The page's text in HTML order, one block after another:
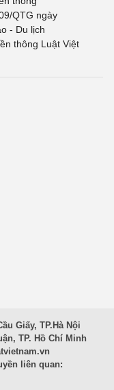
QTG ngày
- Du lịch
thông Luật Việt
Giấy, TP.Hà Nội
TP. Hồ Chí Minh
liên quan: